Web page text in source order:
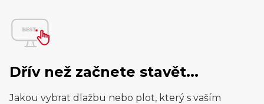
Dřív než začnete stavět...
Jakou vybrat dlažbu nebo plot, který s vaším